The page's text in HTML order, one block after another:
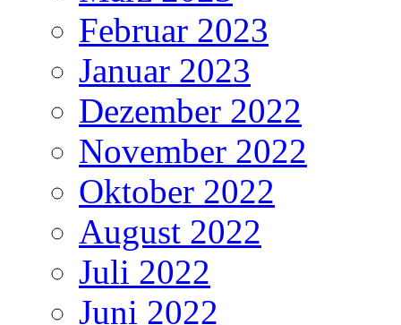
Februar 2023
Januar 2023
Dezember 2022
November 2022
Oktober 2022
August 2022
Juli 2022
Juni 2022